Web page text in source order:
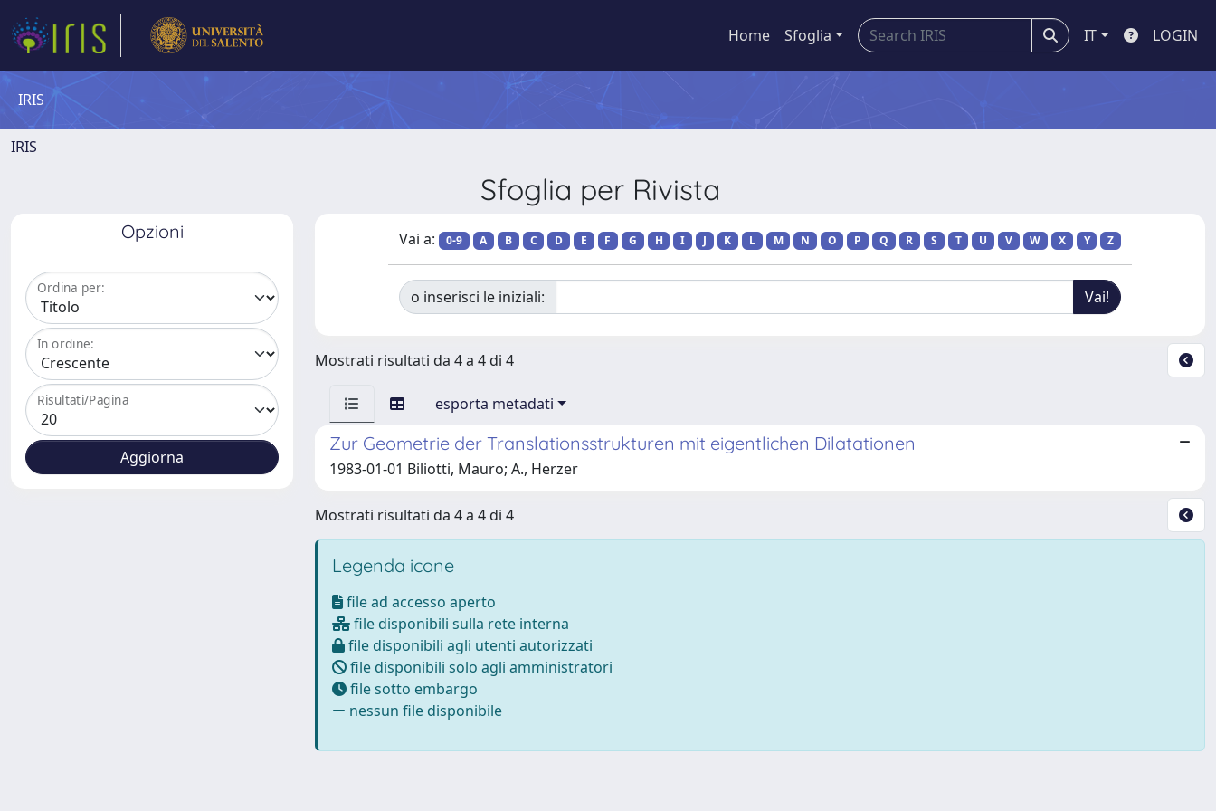
Home Sfoglia IT LOGIN
IRIS
IRIS
Sfoglia per Rivista
Opzioni
Ordina per:
In ordine:
Risultati/Pagina
Vai a: 0-9 A B C D E F G H I J K L M N O P Q R S T U V W X Y Z
o inserisci le iniziali:
Mostrati risultati da 4 a 4 di 4
esporta metadati
Zur Geometrie der Translationsstrukturen mit eigentlichen Dilatationen
1983-01-01 Biliotti, Mauro; A., Herzer
Mostrati risultati da 4 a 4 di 4
Legenda icone
file ad accesso aperto
file disponibili sulla rete interna
file disponibili agli utenti autorizzati
file disponibili solo agli amministratori
file sotto embargo
nessun file disponibile